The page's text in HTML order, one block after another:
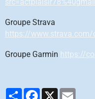
Groupe Strava
https://
Groupe Garmin https://
PartagerFacebook
X